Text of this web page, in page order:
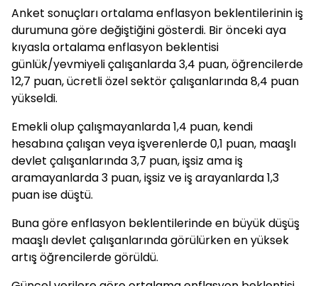
Anket sonuçları ortalama enflasyon beklentilerinin iş
durumuna göre değiştiğini gösterdi. Bir önceki aya
kıyasla ortalama enflasyon beklentisi
günlük/yevmiyeli çalışanlarda 3,4 puan, öğrencilerde
12,7 puan, ücretli özel sektör çalışanlarında 8,4 puan
yükseldi.
Emekli olup çalışmayanlarda 1,4 puan, kendi
hesabına çalışan veya işverenlerde 0,1 puan, maaşlı
devlet çalışanlarında 3,7 puan, işsiz ama iş
aramayanlarda 3 puan, işsiz ve iş arayanlarda 1,3
puan ise düştü.
Buna göre enflasyon beklentilerinde en büyük düşüş
maaşlı devlet çalışanlarında görülürken en yüksek
artış öğrencilerde görüldü.